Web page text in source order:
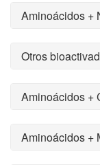
Aminoácidos +
Otros
Aminoácidos +
Aminoácidos +